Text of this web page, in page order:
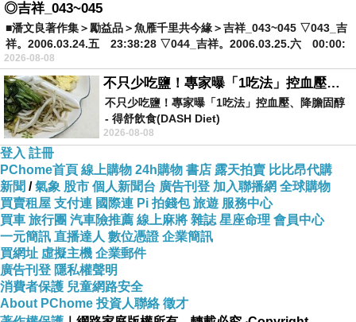
◎吉祥_043~045
■潘文良著作集＞勵益品＞魚雁千里共今緣＞吉祥_043~045 ▽043_吉
祥。2006.03.24.五 23:38:28 ▽044_吉祥。2006.03.25.六 00:00:
2026-08-08
不只少吃鹽！專家曝「1吃法」控血壓、降膽固醇 - 得舒飲食(DASH Diet)
不只少吃鹽！專家曝「1吃法」控血壓、降膽固醇
- 得舒飲食(DASH Diet)
https://www.facebook.com/dietitiansophia/
2026-08-08
登入 註冊
PChome首頁 線上購物 24h購物 書店 露天拍賣 比比昂代購
新聞 /氣象 股市 個人新聞台 廣告刊登 加入聯播網 全球購物
買賣租屋 支付連 國際連 Pi 拍錢包 旅遊 服務中心
買車 旅行團 汽車險推薦 線上麻將 雜誌 星座命理 會員中心
一元簡訊 直播達人 數位憑證 企業簡訊
買網址 虛擬主機 企業郵件
廣告刊登 隱私權聲明
消費者保護 兒童網路安全
About PChome 投資人聯絡 徵才